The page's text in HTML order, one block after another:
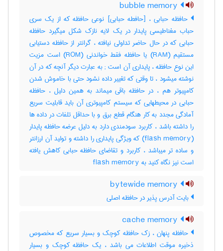
حافظه حبابی ، [حافطه حبابی] نوعی حافظه که از یک سری
حباب مغناطیسی پایدار در یک لایه نازک شکل میگیرد حافظه
حبابی که در حال حاضر تداولی نیافته ، گرانتر از حافظه دستیابی
مستقیم (‎RAM) یا حافظه فقط خواندنی (‎ROM) است مزیت
این نوع حافظه ، پایداری آن است‎ ; به عبارت دیگر آنچه که در آن
نوشته میشود ، تا وقتی که تغییر داده نشود حتی با خاموش شدن
کامپیوتر هم ، در حافظه باقی میماند به همین دلیل ، حافظه
حبابی در محیطهایی که سیستم کامپیوتری آن باید قابلیت سریع
آمادگی مجدد به کار هنگام قطع برق و با حداقل تلفات در داده ها
را داشته باشد ، کاربرد سودمندی دارد به دلیل عرضه حافظه پایدار
(‎flash memory) که ویژگی پایداری را داشته و تولید آن ارزانتر
و ساده تر میباشد ، کاربرد و تقاضای حافظه حبابی کاهش یافته
است نیز نگاه کنید به ‎ flash memory
بایت آدرس پذیر در حافظه اصلی
حافظه پنهان ، زک حافظه کوچک و بسیار سریع که مخصوص
ذخیره موقت اطلاعات می باشد ، یک حافظه کوچک و بسیار